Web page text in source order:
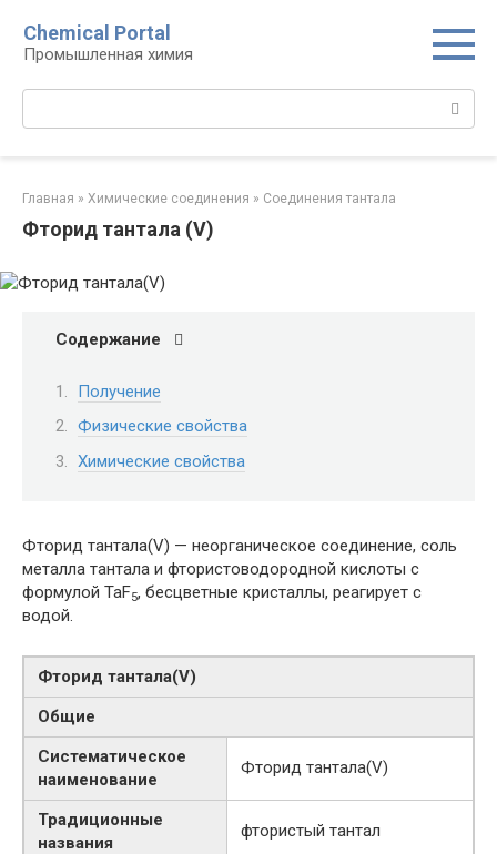
контенту
Chemical Portal
Промышленная химия
Главная » Химические соединения » Соединения тантала‎
Фторид тантала (V)
Содержание
Получение
Физические свойства
Химические свойства
Фторид тантала(V) — неорганическое соединение, соль
металла тантала и фтористоводородной кислоты с
формулой TaF5, бесцветные кристаллы, реагирует с
водой.
Фторид тантала​(V)​
Общие
Систематическое
наименование
Фторид тантала​(V)​
Традиционные
названия
фтористый тантал